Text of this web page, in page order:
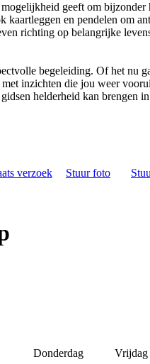
geeft om bijzonder
kaartleggen en pendelen om
richting op belangrijke
begeleiding. Of het nu
inzichten die jou weer
helderheid kan brengen
verzoek Stuur foto
Donderdag
Vrijdag